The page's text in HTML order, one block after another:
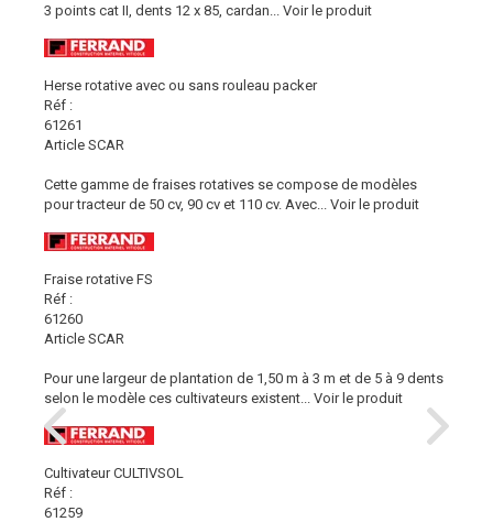
3 points cat II, dents 12 x 85, cardan...
Voir le produit
Herse rotative avec ou sans rouleau packer
Réf :
61261
Article SCAR
Cette gamme de fraises rotatives se compose de modèles
pour tracteur de 50 cv, 90 cv et 110 cv. Avec...
Voir le produit
Fraise rotative FS
Réf :
61260
Article SCAR
Pour une largeur de plantation de 1,50 m à 3 m et de 5 à 9 dents
selon le modèle ces cultivateurs existent...
Voir le produit
Cultivateur CULTIVSOL
Réf :
61259